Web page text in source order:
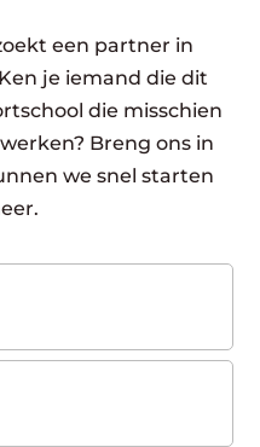
een partner in
je iemand die dit
die misschien
Breng ons in
we snel starten